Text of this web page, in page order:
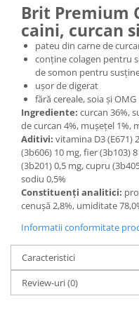
Brit Premium
caini, curcan
pateu din carne de
conține colagen pentru
de somon pentru
ușor de digerat
fără cereale, soia și OMG
Ingrediente: curcan 36%,
de curcan 4%, mușețel 1%,
Aditivi: vitamina D3 (E671)
(3b606) 10 mg, fier (3b103)
(3b201) 0,5 mg, cupru
sodiu 0,5%
Constituenți analitici:
cenușă 2,8%, umiditate
Informatii conformitate
Caracteristici
Review-uri(0)